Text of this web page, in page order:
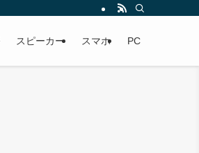
スピーカー スマホ PC